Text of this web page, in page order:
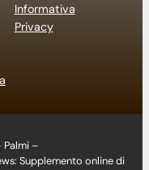
Informativa
Privacy
–
Supplemento online di